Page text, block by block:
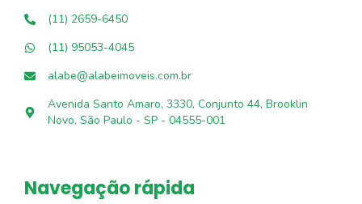
(11) 2659-6450
(11) 95053-4045
alabe@alabeimoveis.com.br
Avenida Santo Amaro, 3330, Conjunto 44, Brooklin
Novo, São Paulo - SP - 04555-001
Navegação rápida